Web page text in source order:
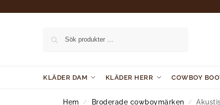
KLÄDER DAM KLÄDER HERR COWBOY
Hem / Broderade cowboymärken /